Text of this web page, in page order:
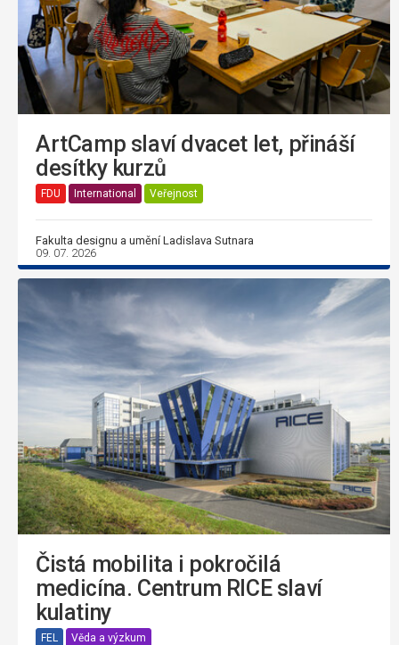
ArtCamp slaví dvacet let, přináší
desítky kurzů
FDU International Veřejnost
Fakulta designu a umění Ladislava Sutnara
09. 07. 2026
Čistá mobilita i pokročilá
medicína. Centrum RICE slaví
kulatiny
FEL Věda a výzkum